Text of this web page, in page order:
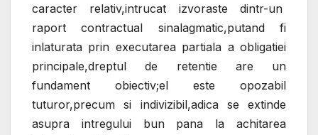
caracter relativ,intrucat izvoraste dintr-un
raport contractual sinalagmatic,putand fi
inlaturata prin executarea partiala a obligatiei
principale,dreptul de retentie are un
fundament obiectiv;el este opozabil
tuturor,precum si indivizibil,adica se extinde
asupra intregului bun pana la achitarea